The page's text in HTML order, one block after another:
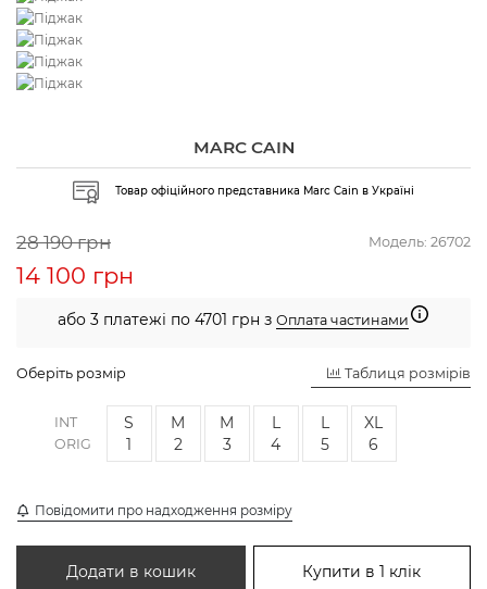
MARC CAIN
Товар офіційного представника Marc Cain в Україні
Модель: 26702
28 190 грн
14 100 грн
або 3 платежі по 4701 грн з Оплата частинами
Оберіть розмір Таблиця розмірів
INT
ORIG
S
1
M
2
M
3
L
4
L
5
XL
6
Повідомити про надходження розміру
Додати в кошик Купити в 1 клік